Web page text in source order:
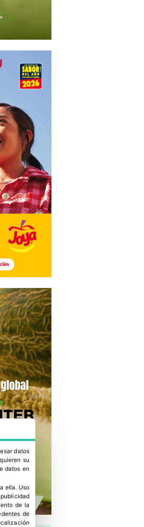
datos
su
datos en
ella. Uso
de la
de